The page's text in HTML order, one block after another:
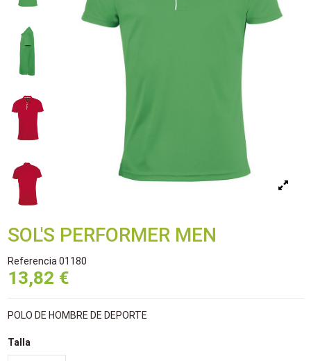
SOL'S PERFORMER MEN
Referencia 01180
13,82 €
POLO DE HOMBRE DE DEPORTE
Talla